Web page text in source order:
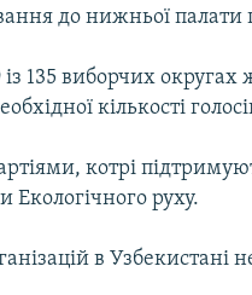
до нижньої палати
135 виборчих округах
кількості
котрі
руху.
в Узбекистані